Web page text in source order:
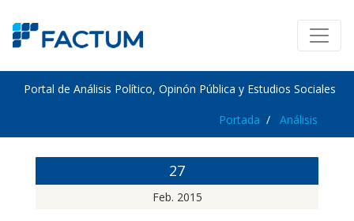
Portal de Análisis Político, Opinón Pública y Estudios Sociales
Portada Análisis
27
Feb. 2015